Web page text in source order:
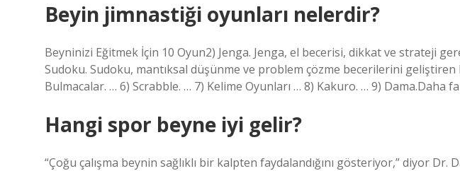
Beyin jimnastiği oyunları nelerdir?
Beyninizi Eğitmek İçin 10 Oyun2) Jenga. Jenga, el becerisi, dikkat ve strateji
Sudoku. Sudoku, mantıksal düşünme ve problem çözme becerilerini
Bulmacalar. … 6) Scrabble. … 7) Kelime Oyunları … 8) Kakuro. … 9) Dama.Daha
Hangi spor beyne iyi gelir?
“Çoğu çalışma beynin sağlıklı bir kalpten faydalandığını gösteriyor,” diyor Dr.